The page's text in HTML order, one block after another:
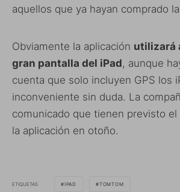
aquellos que ya hayan comprado
Obviamente la aplicación utilizará
gran pantalla del iPad, aunque
cuenta que solo incluyen GPS los
inconveniente sin duda. La
comunicado que tienen previsto el
la aplicación en otoño.
ETIQUETAS IPAD TOMTOM